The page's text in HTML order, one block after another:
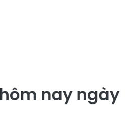
nay ngày